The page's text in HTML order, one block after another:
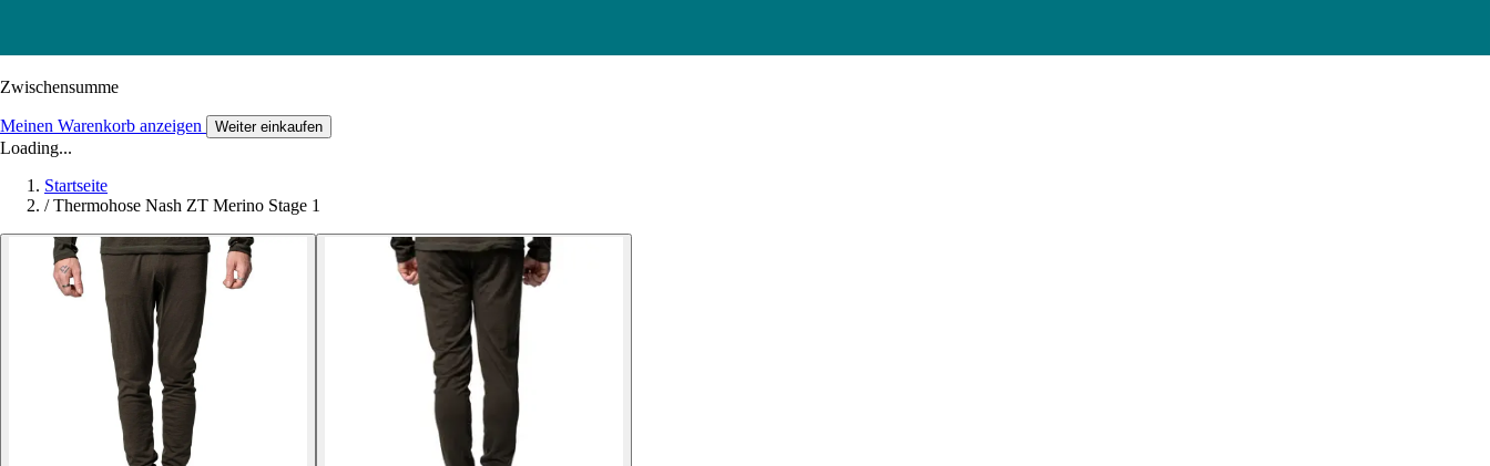
Zwischensumme
Meinen Warenkorb anzeigen Weiter einkaufen
Loading...
Startseite
/ Thermohose Nash ZT Merino Stage 1